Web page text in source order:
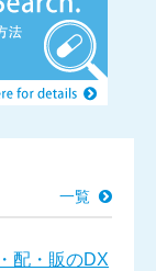
一覧
配・販のDX